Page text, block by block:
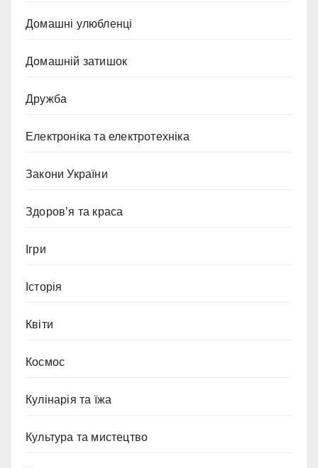
Домашні улюбленці
Домашній затишок
Дружба
Електроніка та електротехніка
Закони України
Здоров’я та краса
Ігри
Історія
Квіти
Космос
Кулінарія та їжа
Культура та мистецтво